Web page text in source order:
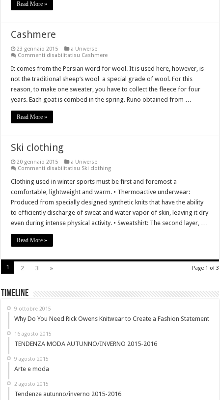
Read More »
Cashmere
23 gennaio 2015
a Universe
Commenti disabilitatisu Cashmere
It comes from the Persian word for wool. It is used here, however, is
not the traditional sheep’s wool a special grade of wool. For this
reason, to make one sweater, you have to collect the fleece for four
years. Each goat is combed in the spring. Runo obtained from …
Read More »
Ski clothing
20 gennaio 2015
a Universe
Commenti disabilitatisu Ski clothing
Clothing used in winter sports must be first and foremost a
comfortable, lightweight and warm. • Thermoactive underwear:
Produced from specially designed synthetic knits that have the ability
to efficiently discharge of sweat and water vapor of skin, leaving it dry
even during intense physical activity. • Sweatshirt: The second layer, …
Read More »
Page 1 of 3
1 2 3 »
Timeline
9 ottobre 2015
Why Do You Need Rick Owens Knitwear to Create a Fashion Statement
16 agosto 2015
TENDENZA MODA AUTUNNO/INVERNO 2015-2016
9 agosto 2015
Arte e moda
2 agosto 2015
Tendenze autunno/inverno 2015-2016